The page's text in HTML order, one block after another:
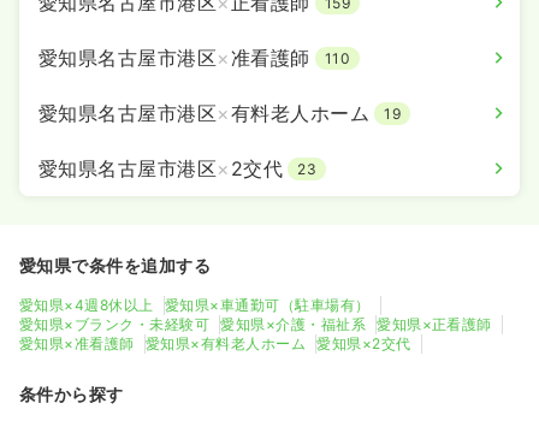
愛知県名古屋市港区×准看護師 110
愛知県名古屋市港区×有料老人ホーム 19
愛知県名古屋市港区× 2交代 23
愛知県で条件を追加する
愛知県×4週8休以上
愛知県×車通勤可（駐車場有）
愛知県×ブランク・未経験可
愛知県×介護・福祉系
愛知県×正看護師
愛知県×准看護師
愛知県×有料老人ホーム 愛知県×2交代
条件から探す